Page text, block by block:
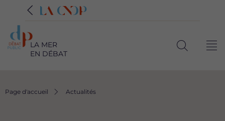
LA MER
EN DÉBAT
Fil
Page d'accueil Actualités